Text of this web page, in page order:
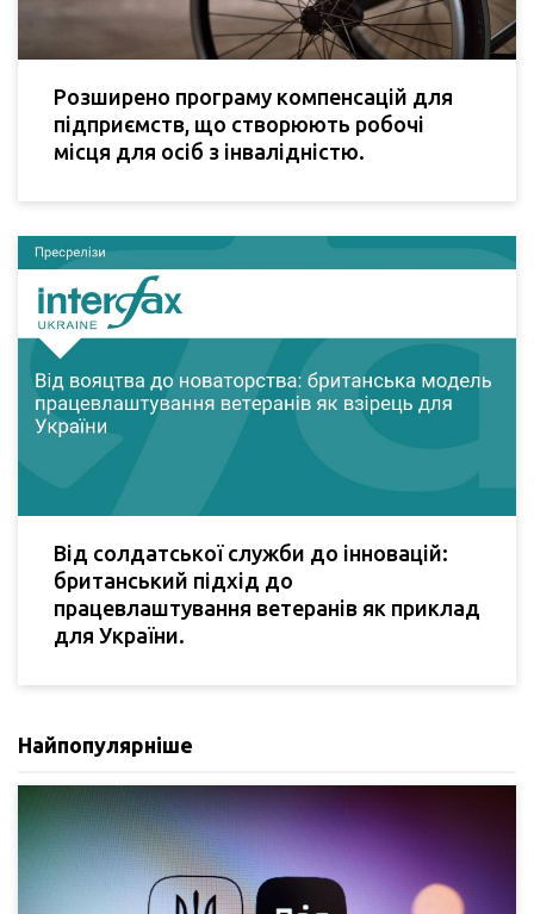
Розширено програму компенсацій для
підприємств, що створюють робочі
місця для осіб з інвалідністю.
Від солдатської служби до інновацій:
британський підхід до
працевлаштування ветеранів як приклад
для України.
Найпопулярніше